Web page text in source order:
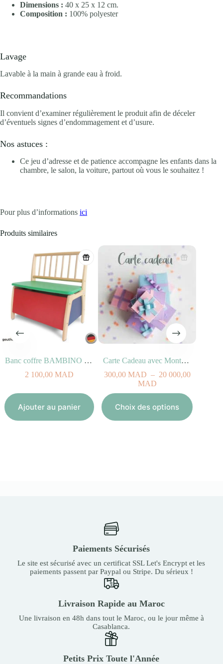
Dimensions : 40 x 25 x 12 cm.
Composition : 100% polyester
Lavage
Lavable à la main à grande eau à froid.
Recommandations
Il convient d’examiner régulièrement le produit afin de déceler
d’éventuels signes d’endommagement et d’usure.
Nos astuces :
Ce jeu d’adresse et de patience accompagne les enfants dans la
chambre, le salon, la voiture, partout où vous le souhaitez !
Pour plus d’informations ici
Produits similaires
Banc coffre BAMBINO Multicolores
2 100,00MAD
Ajouter au panier
Carte Cadeau avec Montant au Choix
300,00MAD – 20 000,00
MADPlage
de
300,00
MAD
Choix des options
produit
Paiements Sécurisés
Le site est sécurisé avec un certificat SSL Let's Encrypt et les
paiements passent par Paypal ou Stripe. Du sérieux !
Livraison Rapide au Maroc
Une livraison en 48h dans tout le Maroc, ou le jour même à
Casablanca.
Petits Prix Toute l'Année